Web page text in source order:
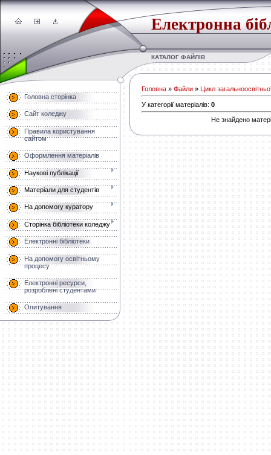
Електронна
КАТАЛОГ ФАЙЛІВ
Головна сторінка
Сайт коледжу
Правила користування
сайтом
Оформлення матеріалів
Наукові публікації
Матеріали для студентів
На допомогу куратору
Сторінка бібліотеки коледжу
Електронні бібліотеки
На допомогу освітньому
процесу
Електронні ресурси,
розроблені студентами
Опитування
Головна » Файли » Цикл
У категорії матеріалів: 0
Не знайдено